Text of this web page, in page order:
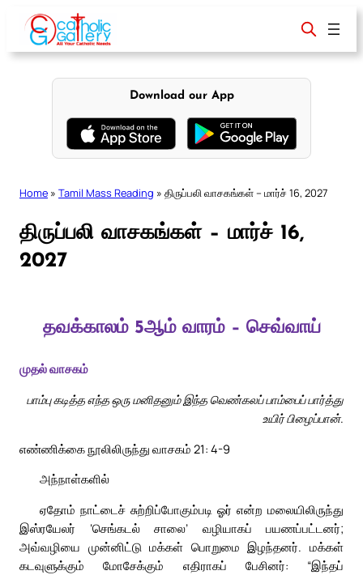
content
Download our App
Home » Tamil Mass Reading » திருப்பலி வாசகங்கள் – மார்ச் 16, 2027
திருப்பலி வாசகங்கள் – மார்ச் 16,
2027
தவக்காலம் 5ஆம் வாரம் – செவ்வாய்
முதல் வாசகம்
பாம்பு கடித்த எந்த ஒரு மனிதனும் இந்த வெண்கலப் பாம்பைப் பார்த்து
உயிர் பிழைப்பான்.
எண்ணிக்கை நூலிலிருந்து வாசகம் 21: 4-9
அந்நாள்களில்
ஏதோம் நாட்டைச் சுற்றிப்போகும்படி ஓர் என்ற மலையிலிருந்து
இஸ்ரயேலர் ‘செங்கடல் சாலை’ வழியாகப் பயணப்பட்டனர்;
அவ்வழியை முன்னிட்டு மக்கள் பொறுமை இழந்தனர். மக்கள்
கடவுளுக்கும் மோசேக்கும் எதிராகப் பேசினர்: “இந்தப்